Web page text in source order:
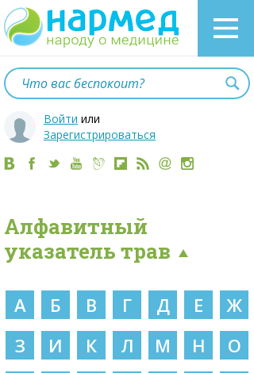
Войти или
Зарегистрироваться
Алфавитный
указатель трав
А Б В Г Д Е
Ж
З
И К Л М Н
О